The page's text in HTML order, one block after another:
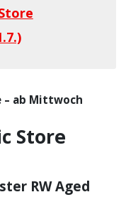
– ab Mittwoch
Store
RW Aged